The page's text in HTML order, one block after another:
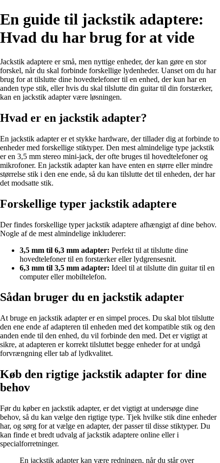
En guide til jackstik adaptere:
Hvad du har brug for at vide
Jackstik adaptere er små, men nyttige enheder, der kan gøre en stor
forskel, når du skal forbinde forskellige lydenheder. Uanset om du har
brug for at tilslutte dine hovedtelefoner til en enhed, der kun har en
anden type stik, eller hvis du skal tilslutte din guitar til din forstærker,
kan en jackstik adapter være løsningen.
Hvad er en jackstik adapter?
En jackstik adapter er et stykke hardware, der tillader dig at forbinde to
enheder med forskellige stiktyper. Den mest almindelige type jackstik
er en 3,5 mm stereo mini-jack, der ofte bruges til hovedtelefoner og
mikrofoner. En jackstik adapter kan have enten en større eller mindre
størrelse stik i den ene ende, så du kan tilslutte det til enheden, der har
det modsatte stik.
Forskellige typer jackstik adaptere
Der findes forskellige typer jackstik adaptere afhængigt af dine behov.
Nogle af de mest almindelige inkluderer:
3,5 mm til 6,3 mm adapter: Perfekt til at tilslutte dine
hovedtelefoner til en forstærker eller lydgrensesnit.
6,3 mm til 3,5 mm adapter: Ideel til at tilslutte din guitar til en
computer eller mobiltelefon.
Sådan bruger du en jackstik adapter
At bruge en jackstik adapter er en simpel proces. Du skal blot tilslutte
den ene ende af adapteren til enheden med det kompatible stik og den
anden ende til den enhed, du vil forbinde den med. Det er vigtigt at
sikre, at adapteren er korrekt tilsluttet begge enheder for at undgå
forvrængning eller tab af lydkvalitet.
Køb den rigtige jackstik adapter for dine
behov
Før du køber en jackstik adapter, er det vigtigt at undersøge dine
behov, så du kan vælge den rigtige type. Tjek hvilke stik dine enheder
har, og sørg for at vælge en adapter, der passer til disse stiktyper. Du
kan finde et bredt udvalg af jackstik adaptere online eller i
specialforretninger.
En jackstik adapter kan være redningen, når du står over